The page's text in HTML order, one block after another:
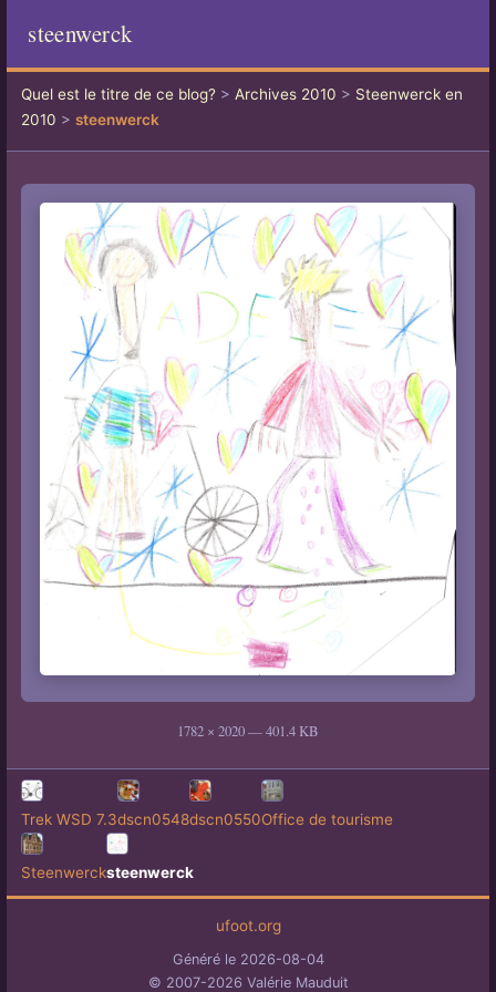
steenwerck
Quel est le titre de ce blog?> Archives 2010 > Steenwerck en
2010 > steenwerck
1782 × 2020 — 401.4 KB
Trek WSD 7.3dscn0548dscn0550Office de tourisme
Steenwercksteenwerck
ufoot.org
Généré le 2026-08-04
© 2007-2026 Valérie Mauduit